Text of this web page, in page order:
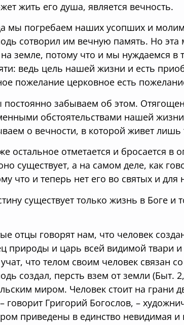
жить его душа, является вечность.
мы погребаем наших усопших и
сотворил им вечную память. Но
земле, потому что и мы нуждаемся в
ведь цель нашей жизни и есть
пожелание церковное есть
забываем об этом.
обстоятельствами нашей
о вечности, в которой живет
остальное отметается и бросается
существует, а на самом деле, как
что и теперь нет его во святых и для
существует только жизнь в Боге и
отцы говорят нам, что человек
природы и царь всей видимой твари
что телом своим человек связан
создал, персть взем от земли (Быт.
миром. Человек стоит на грани
говорит Григорий Богослов, –
приведены в единство невидимая